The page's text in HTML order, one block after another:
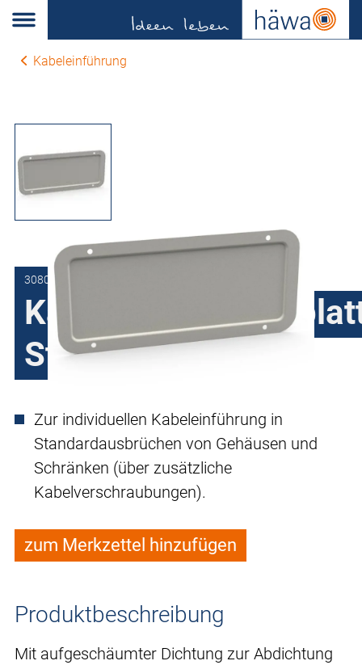
Kabeleinführung
3080-0102-32-07
Stahlblech
Zur individuellen Kabeleinführung in
Standardausbrüchen von Gehäusen und
Schränken (über zusätzliche
Kabelverschraubungen).
zum Merkzettel hinzufügen
Produktbeschreibung
Mit aufgeschäumter Dichtung zur Abdichtung